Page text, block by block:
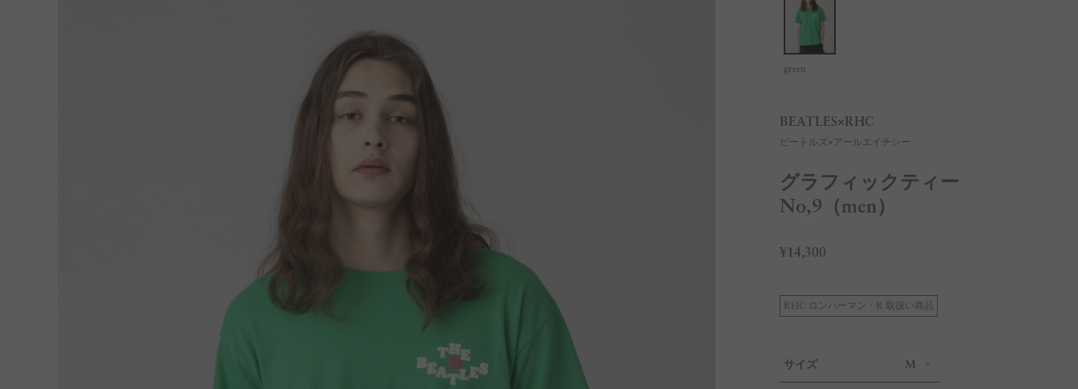
green
BEATLES×RHC
ビートルズ×アールエイチシー
グラフィックティー
No,9（men）
¥14,300
RHC ロンハーマン・R 取扱い商品
サイズ M